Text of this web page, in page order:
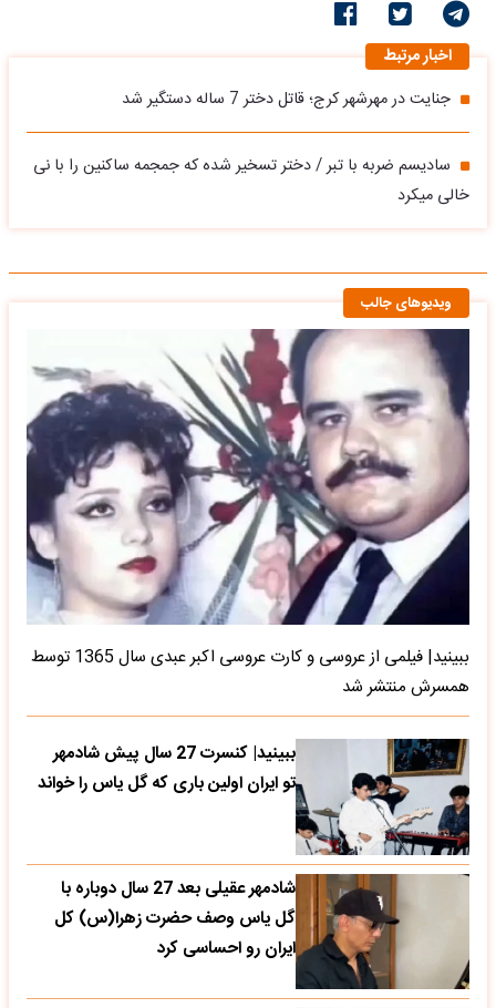
اخبار مرتبط
جنایت در مهرشهر کرج؛ قاتل دختر 7 ساله دستگیر شد
سادیسم ضربه با تبر / دختر تسخیر شده که جمجمه ساکنین را با نی
خالی میکرد
ویدیوهای جالب
ببینید| فیلمی از عروسی و کارت عروسی اکبر عبدی سال 1365 توسط
همسرش منتشر شد
ببینید| کنسرت 27 سال پیش شادمهر
تو ایران اولین باری که گل یاس را خواند
شادمهر عقیلی بعد 27 سال دوباره با
گل یاس وصف حضرت زهرا(س) کل
ایران رو احساسی کرد